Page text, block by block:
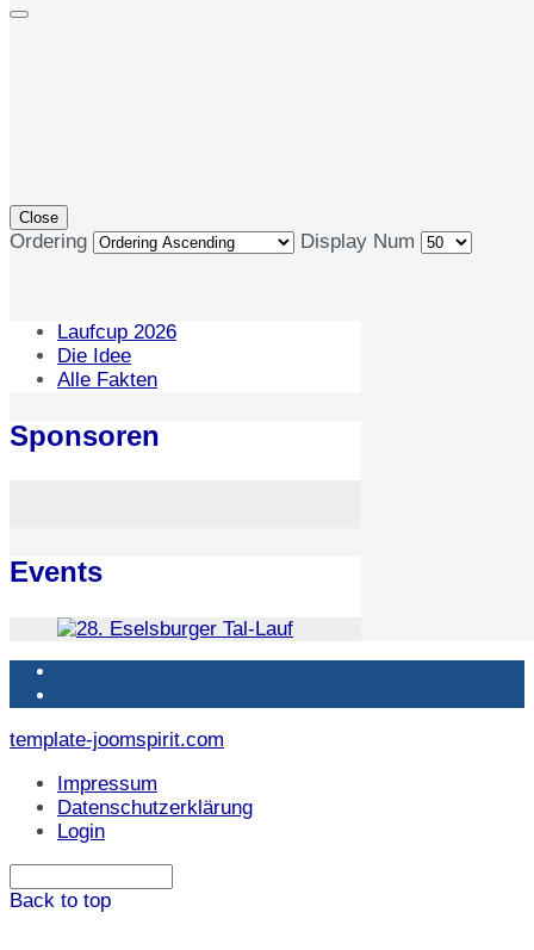
Close
Ordering Display Num
Laufcup 2026
Die Idee
Alle Fakten
Sponsoren
Events
template-joomspirit.com
Impressum
Datenschutzerklärung
Login
Back to top